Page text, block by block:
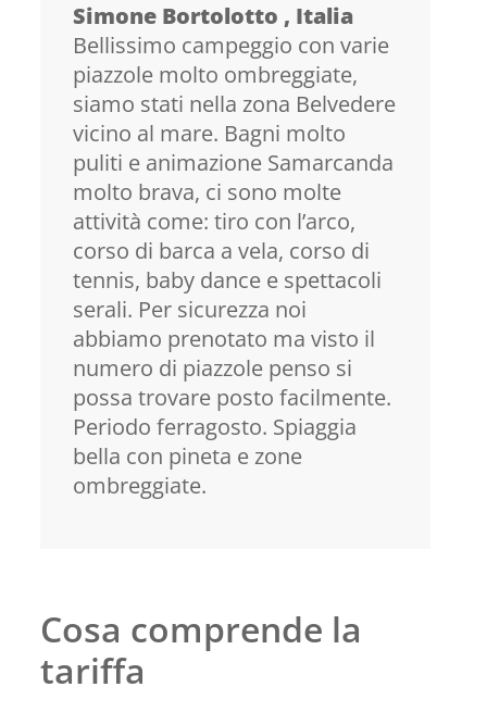
Simone Bortolotto , Italia
Bellissimo campeggio con varie
piazzole molto ombreggiate,
siamo stati nella zona Belvedere
vicino al mare. Bagni molto
puliti e animazione Samarcanda
molto brava, ci sono molte
attività come: tiro con l’arco,
corso di barca a vela, corso di
tennis, baby dance e spettacoli
serali. Per sicurezza noi
abbiamo prenotato ma visto il
numero di piazzole penso si
possa trovare posto facilmente.
Periodo ferragosto. Spiaggia
bella con pineta e zone
ombreggiate.
Cosa comprende la
tariffa